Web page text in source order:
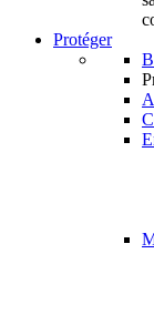
Protéger